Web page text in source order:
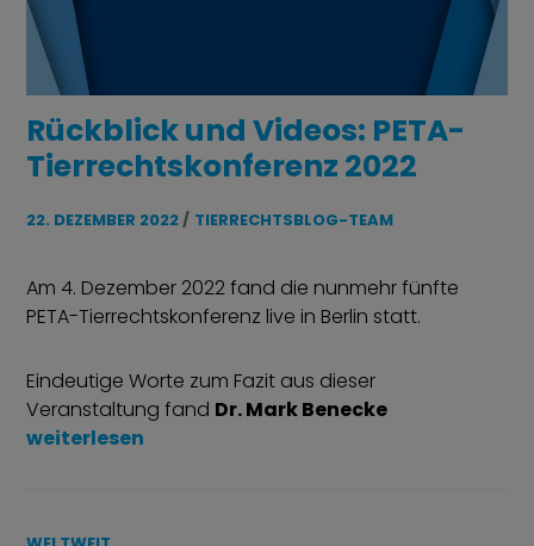
Rückblick und Videos: PETA-
Tierrechtskonferenz 2022
22. DEZEMBER 2022 TIERRECHTSBLOG-TEAM
Am 4. Dezember 2022 fand die nunmehr fünfte
PETA-Tierrechtskonferenz live in Berlin statt.
Eindeutige Worte zum Fazit aus dieser
Veranstaltung fand Dr. Mark Benecke
„Rückblick und Videos: PETA-Tierrechtskonferenz
weiterlesen